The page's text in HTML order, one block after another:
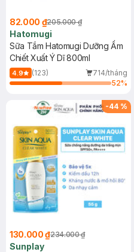
82.000 ₫205.000 ₫
Hatomugi
Sữa Tắm Hatomugi Dưỡng Ẩm
Chiết Xuất Ý Dĩ 800ml
4.9 (123)
714/tháng
52%
-44 %
130.000 ₫234.000 ₫
Sunplay